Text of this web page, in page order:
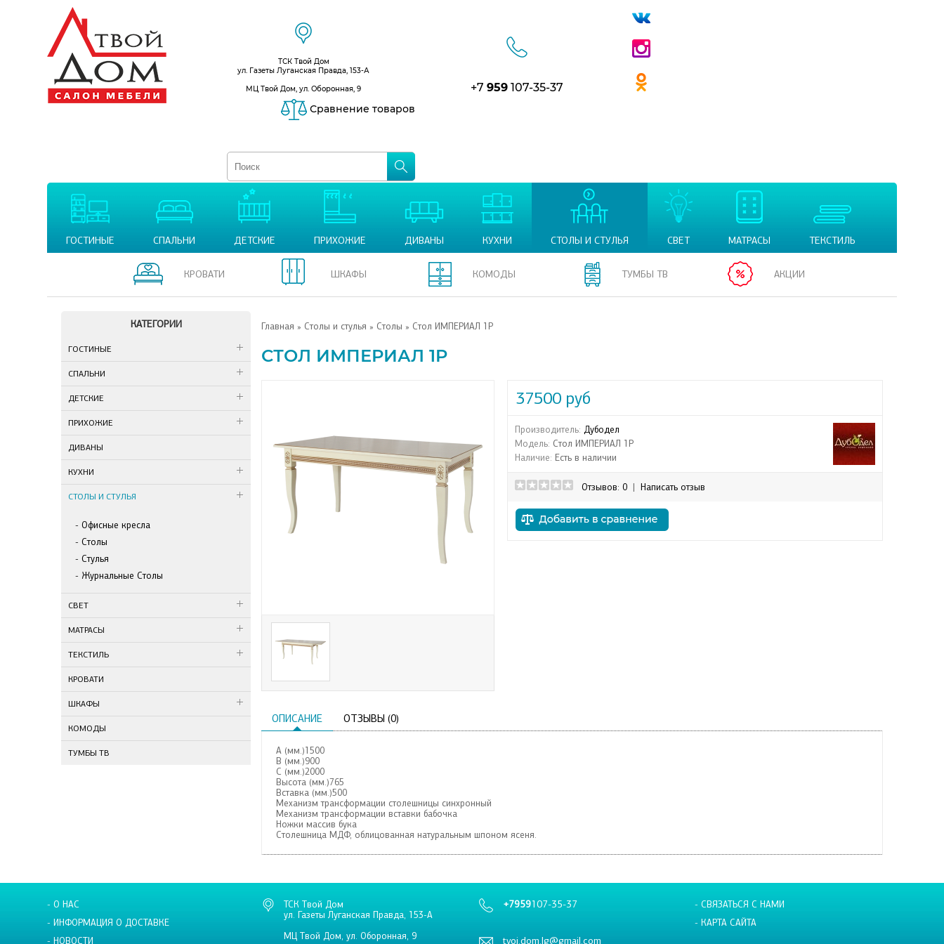
ТСК Твой Дом
ул. Газеты Луганская Правда, 153-А
МЦ Твой Дом, ул. Оборонная, 9
+7 959 107-35-37
Сравнение товаров
ГОСТИНЫЕ СПАЛЬНИ ДЕТСКИЕ ПРИХОЖИЕ ДИВАНЫ КУХНИ СТОЛЫ И СТУЛЬЯ СВЕТ МАТРАСЫ ТЕКСТИЛЬ
КРОВАТИ ШКАФЫ КОМОДЫ ТУМБЫ ТВ АКЦИИ
КАТЕГОРИИ
ГОСТИНЫЕ
СПАЛЬНИ
ДЕТСКИЕ
ПРИХОЖИЕ
ДИВАНЫ
КУХНИ
СТОЛЫ И СТУЛЬЯ
Офисные кресла
Столы
Стулья
Журнальные Столы
СВЕТ
МАТРАСЫ
ТЕКСТИЛЬ
КРОВАТИ
ШКАФЫ
КОМОДЫ
ТУМБЫ ТВ
Главная » Столы и стулья » Столы » Стол ИМПЕРИАЛ 1P
СТОЛ ИМПЕРИАЛ 1P
37500 руб
Производитель: Дубодел
Модель: Стол ИМПЕРИАЛ 1P
Наличие: Есть в наличии
Отзывов: 0 Написать отзыв
ОПИСАНИЕ ОТЗЫВЫ (0)
А (мм.)1500
В (мм.)900
С (мм.)2000
Высота (мм.)765
Вставка (мм.)500
Механизм трансформации столешницы синхронный
Механизм трансформации вставки бабочка
Ножки массив бука
Столешница МДФ, облицованная натуральным шпоном ясеня.
- О НАС
- ИНФОРМАЦИЯ О ДОСТАВКЕ
- НОВОСТИ
ТСК Твой Дом
ул. Газеты Луганская Правда, 153-А
МЦ Твой Дом, ул. Оборонная, 9
+7959107-35-37
tvoi.dom.lg@gmail.com
- СВЯЗАТЬСЯ С НАМИ
- КАРТА САЙТА